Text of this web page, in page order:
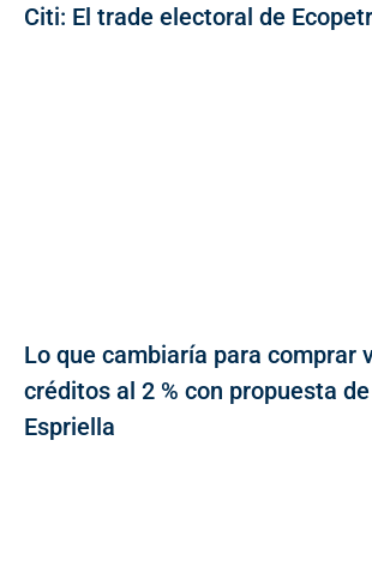
Citi: El trade electoral de
Lo que cambiaría para comprar
créditos al 2 % con propuesta
Espriella